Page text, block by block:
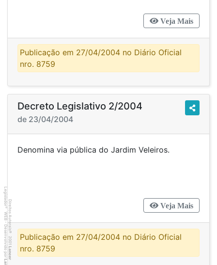
Veja Mais
Publicação em 27/04/2004 no Diário Oficial
nro. 8759
Decreto Legislativo 2/2004
de 23/04/2004
Denomina via pública do Jardim Veleiros.
Veja Mais
Publicação em 27/04/2004 no Diário Oficial
nro. 8759
Direitos Autorais
©
2001
Lancer
Legislador
®
WEB - Desenvolvido por